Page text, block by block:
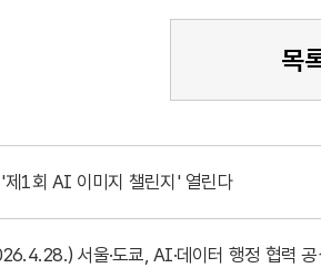
목
1회 AI 이미지 챌린지' 열린다
서울·도쿄, AI·데이터 행정 협력